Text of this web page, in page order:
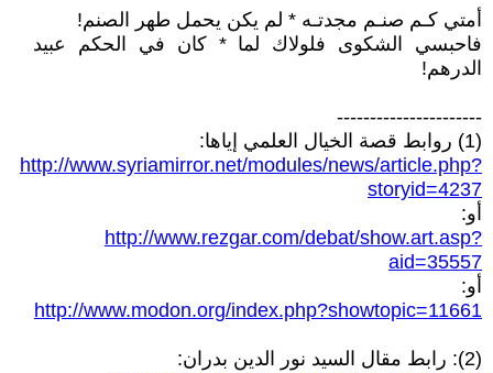
أمتي كـم صنـم مجدتـه * لم يكن يحمل طهر الصنم!
فاحبسي الشكوى فلولاك لما * كان في الحكم عبيد
الدرهم!
----------------------
(1) روابط قصة الخيال العلمي إياها:
http://www.syriamirror.net/modules/news/article.php?
storyid=4237
أو:
http://www.rezgar.com/debat/show.art.asp?
aid=35557
أو:
http://www.modon.org/index.php?showtopic=11661
(2): رابط مقال السيد نور الدين بدران: